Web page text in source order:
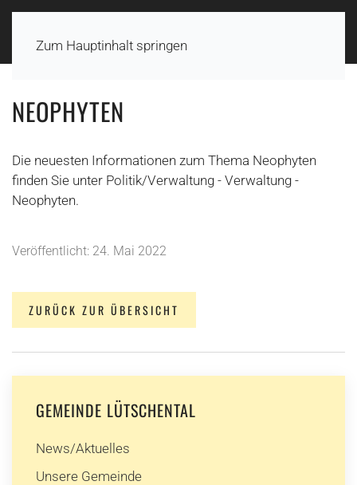
Zum Hauptinhalt springen
NEOPHYTEN
Die neuesten Informationen zum Thema Neophyten
finden Sie unter Politik/Verwaltung - Verwaltung -
Neophyten.
Veröffentlicht: 24. Mai 2022
ZURÜCK ZUR ÜBERSICHT
GEMEINDE LÜTSCHENTAL
News/Aktuelles
Unsere Gemeinde